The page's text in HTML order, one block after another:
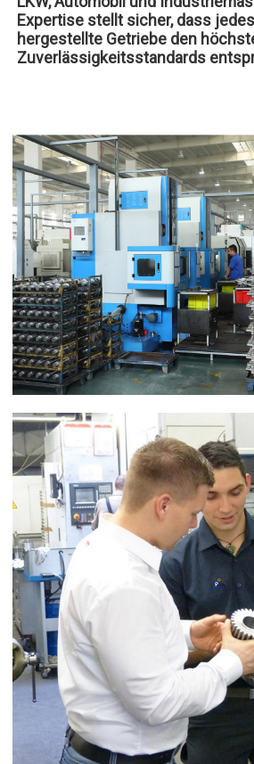
Expertise stellt sicher, dass
hergestellte Getriebe den
Zuverlässigkeitsstandards